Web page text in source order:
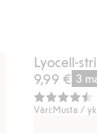
Lyocell-
9,99 € 3
Väri:Musta /